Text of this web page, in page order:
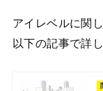
アイレベルに関
以下の記事で詳